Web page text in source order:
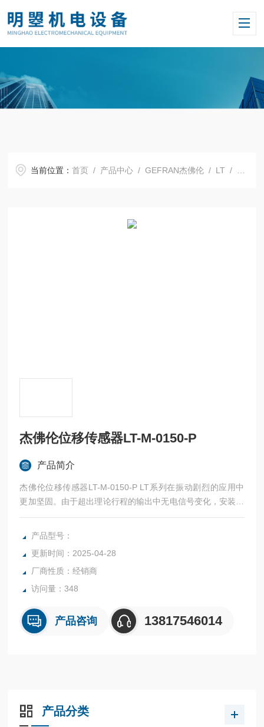
当前位置：首页 / 产品中心 /GEFRAN杰佛伦 / LT / 杰佛伦位移传感器LT-M-0150-P
杰佛伦位移传感器LT-M-0150-P
产品简介
杰佛伦位移传感器LT-M-0150-P LT系列在振动剧烈的应用中
更加坚固。由于超出理论行程的输出中无电信号变化，安装变
得更为简单。新的凹槽为常见的带支架紧固系统提供出色的替
代方案。非常适合在注塑机、立式压力机和许多其他加工机器
产品型号：
更新时间：2025-04-28
厂商性质：经销商
访问量：348
产品咨询 13817546014
产品分类